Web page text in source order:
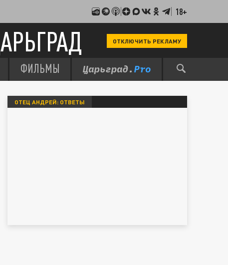
18+
ОТКЛЮЧИТЬ РЕКЛАМУ
ФИЛЬМЫ
ОТЕЦ АНДРЕЙ: ОТВЕТЫ